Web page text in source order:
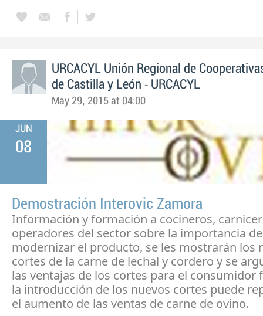
URCACYL Unión Regional de
de Castilla y León - URCACYL
May 29, 2015 at 04:00
JUN
08
Demostración Interovic Zamora
Información y formación a cocineros,
operadores del sector sobre la importancia de
modernizar el producto, se les mostrarán los
cortes de la carne de lechal y cordero y se
las ventajas de los cortes para el consumidor
la introducción de los nuevos cortes puede
el aumento de las ventas de carne de ovino.